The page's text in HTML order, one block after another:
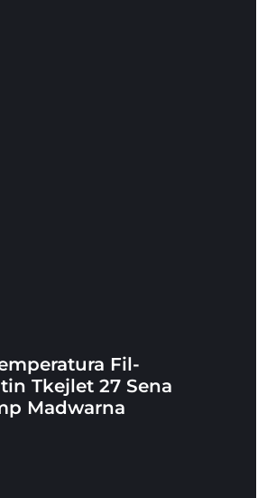
Fil-
Tkejlet 27 Sena
Madwarna